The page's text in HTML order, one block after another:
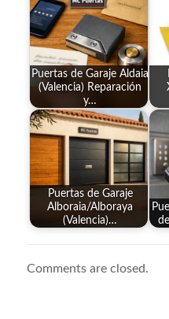
Puertas de Garaje Aldaia
(Valencia) Reparación
y…
Puertas de Garaje
Alboraia/Alboraya
(Valencia)…
Comments are closed.